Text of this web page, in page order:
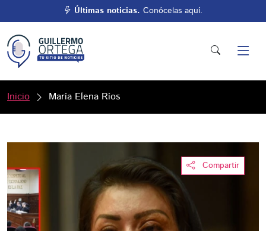
Últimas noticias. Conócelas aquí.
Inicio María Elena Ríos
Compartir